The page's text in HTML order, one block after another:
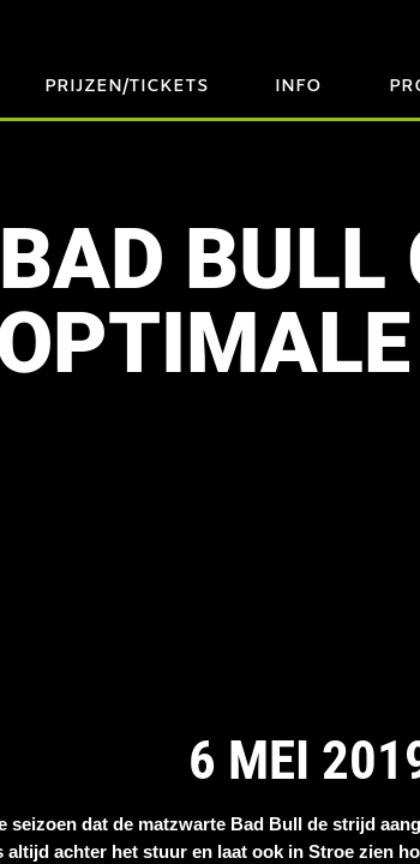
PRIJZEN/TICKETS INFO
BULL
6 MEI
seizoen dat de matzwarte Bad Bull de strijd
altijd achter het stuur en laat ook in Stroe zien